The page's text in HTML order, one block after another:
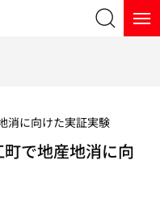
消に向けた実証実験
で地産地消に向